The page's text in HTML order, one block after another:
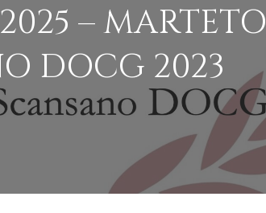
– MARTETO
DOCG 2023